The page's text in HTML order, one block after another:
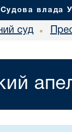
Судова влада
суд •